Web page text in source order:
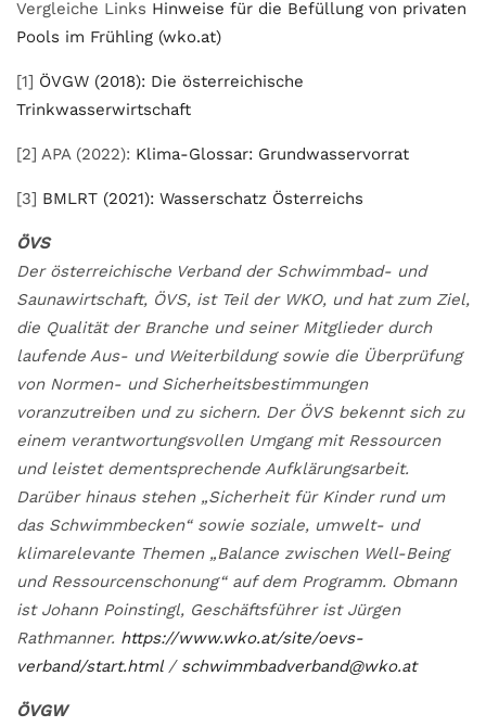
Vergleiche Links Hinweise für die Befüllung von privaten
Pools im Frühling (wko.at)
[1] ÖVGW (2018): Die österreichische
Trinkwasserwirtschaft
[2] APA (2022): Kli­ma-Glos­sar: Grundwasservorrat
[3] BMLRT (2021): Wasserschatz Österreichs
ÖVS
Der österreichische Verband der Schwimmbad- und
Saunawirtschaft, ÖVS, ist Teil der WKO, und hat zum Ziel,
die Qualität der Branche und seiner Mitglieder durch
laufende Aus- und Weiterbildung sowie die Überprüfung
von Normen- und Sicherheitsbestimmungen
voranzutreiben und zu sichern. Der ÖVS bekennt sich zu
einem verantwortungs­vollen Umgang mit Ressourcen
und leistet dementsprechende Aufklärungsarbeit.
Darüber hinaus stehen „Sicherheit für Kinder rund um
das Schwimmbecken“ sowie soziale, umwelt- und
klimarelevante Themen „Balance zwischen Well-Being
und Ressourcenschonung“ auf dem Programm. Obmann
ist Johann Poinstingl, Geschäftsführer ist Jürgen
Rathmanner. https://www.wko.at/site/oevs-
verband/start.html/ schwimmbadverband@wko.at
ÖVGW